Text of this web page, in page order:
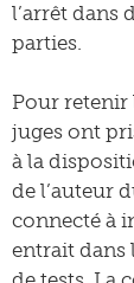
l’arrêt dans
parties.
Pour retenir
juges ont
à la
de l’auteur
connecté à
entrait dans